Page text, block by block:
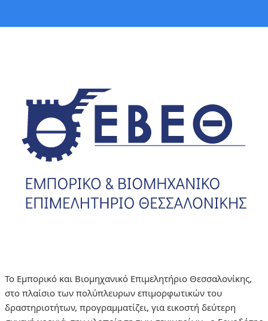
Το Εμπορικό και Βιομηχανικό Επιμελητήριο Θεσσαλονίκης,
στο πλαίσιο των πολύπλευρων επιμορφωτικών του
δραστηριοτήτων, προγραμματίζει, για εικοστή δεύτερη